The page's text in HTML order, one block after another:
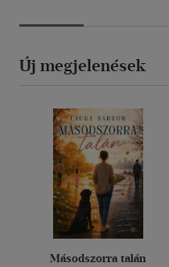
Új megjelenések
Másodszorra talán